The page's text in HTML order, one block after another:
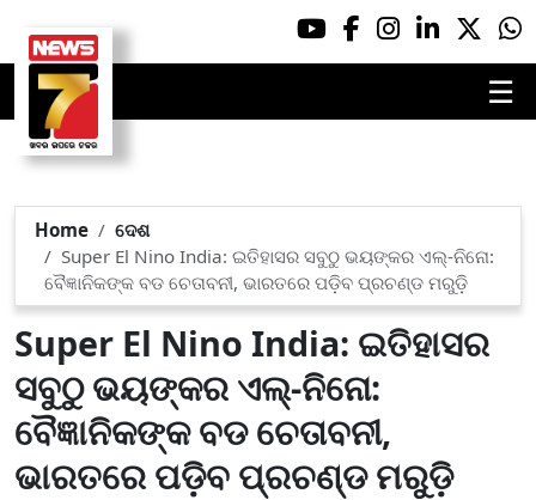
☰
Home
ଦେଶ
Super El Nino India: ଇତିହାସର ସବୁଠୁ ଭୟଙ୍କର ଏଲ୍-ନିନୋ:
ବୈଜ୍ଞାନିକଙ୍କ ବଡ ଚେତାବନୀ, ଭାରତରେ ପଡ଼ିବ ପ୍ରଚଣ୍ଡ ମରୁଡ଼ି
Super El Nino India: ଇତିହାସର
ସବୁଠୁ ଭୟଙ୍କର ଏଲ୍-ନିନୋ:
ବୈଜ୍ଞାନିକଙ୍କ ବଡ ଚେତାବନୀ,
ଭାରତରେ ପଡ଼ିବ ପ୍ରଚଣ୍ଡ ମରୁଡ଼ି